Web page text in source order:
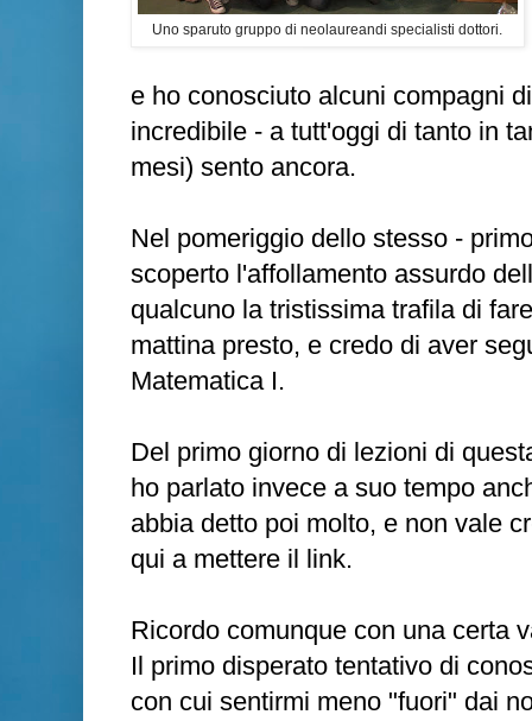
Uno sparuto gruppo di neolaureandi specialisti dottori.
e ho conosciuto alcuni compagni
incredibile - a tutt'oggi di tanto in
mesi) sento ancora.
Nel pomeriggio dello stesso -
scoperto l'affollamento assurdo
qualcuno la tristissima trafila di
mattina presto, e credo di aver
Matematica I.
Del primo giorno di lezioni di
ho parlato invece a suo tempo
abbia detto poi molto, e non vale
qui a mettere il link.
Ricordo comunque con una certa
Il primo disperato tentativo di
con cui sentirmi meno "fuori" dai